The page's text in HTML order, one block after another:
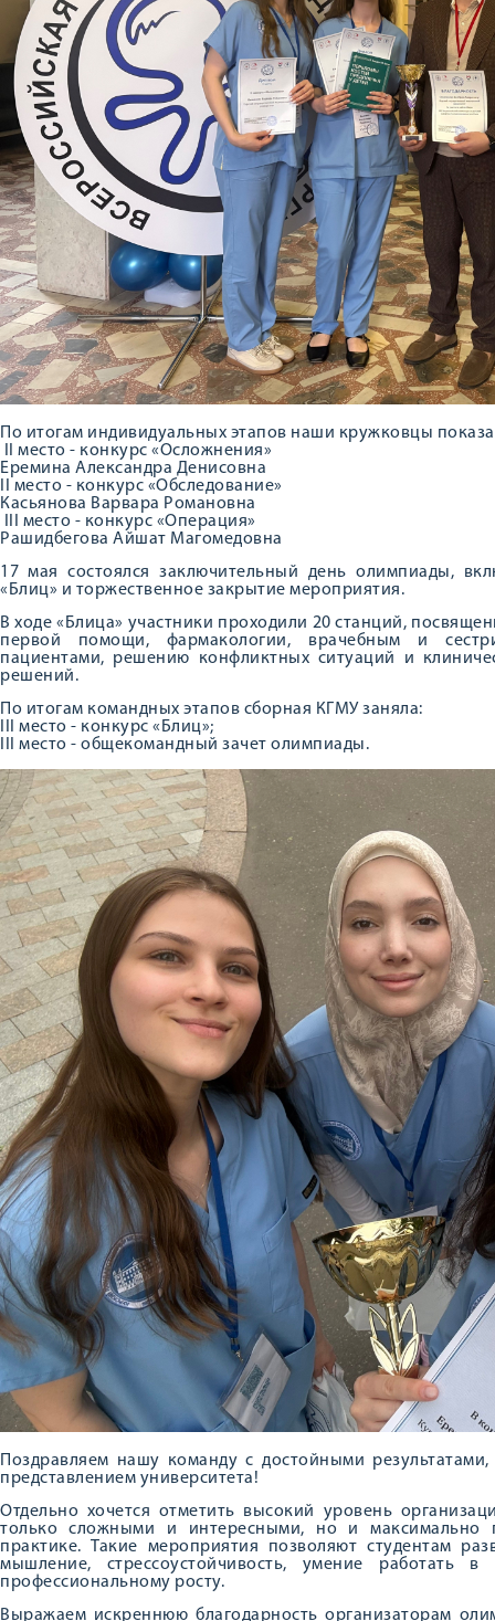
По итогам индивидуальных этапов наши кружковцы
II место - конкурс «Осложнения»
Еремина Александра Денисовна
II место - конкурс «Обследование»
Касьянова Варвара Романовна
III место - конкурс «Операция»
Рашидбегова Айшат Магомедовна
17 мая состоялся заключительный день олимпиады,
«Блиц» и торжественное закрытие мероприятия.
В ходе «Блица» участники проходили 20 станций,
первой помощи, фармакологии, врачебным и
пациентами, решению конфликтных ситуаций и
решений.
По итогам командных этапов сборная КГМУ заняла:
III место - конкурс «Блиц»;
III место - общекомандный зачет олимпиады.
Поздравляем нашу команду с достойными
представлением университета!
Отдельно хочется отметить высокий уровень
только сложными и интересными, но и максимально
практике. Такие мероприятия позволяют студентам
мышление, стрессоустойчивость, умение
профессиональному росту.
Выражаем искреннюю благодарность организаторам